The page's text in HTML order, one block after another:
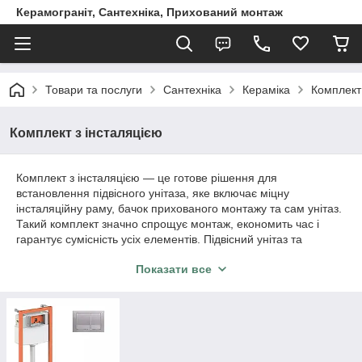
Керамограніт, Сантехніка, Прихований монтаж
Товари та послуги Сантехніка Кераміка Комплект
Комплект з інсталяцією
Комплект з інсталяцією — це готове рішення для
встановлення підвісного унітаза, яке включає міцну
інсталяційну раму, бачок прихованого монтажу та сам унітаз.
Такий комплект значно спрощує монтаж, економить час і
гарантує сумісність усіх елементів. Підвісний унітаз та
ванної кімнати будь-якого розміру.
обладнання: рама витримує вагу до 400 кг, бачок працює
тихо та економно, а унітаз має ефективний та гігієнічний
виглядає максимально акуратно, а простір ванної стає
Показати все